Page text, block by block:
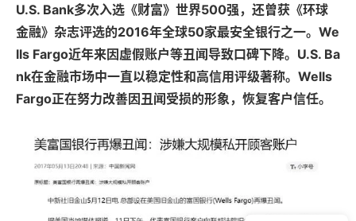
U.S. Bank多次入选《财富》世界500强，还曾获《环球
金融》杂志评选的2016年全球50家最安全银行之一。We
lls Fargo近年来因虚假账户等丑闻导致口碑下降。U.S. Ba
nk在金融市场中一直以稳定性和高信用评级著称。Wells
Fargo正在努力改善因丑闻受损的形象，恢复客户信任。